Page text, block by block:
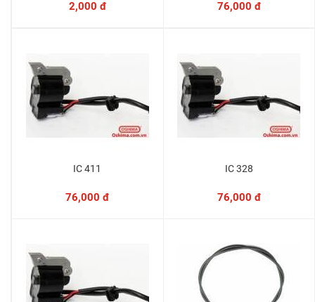
2,000 đ 76,000 đ
Thêm vào giỏ
IC 411
76,000 đ
Thêm vào giỏ
IC 328
76,000 đ